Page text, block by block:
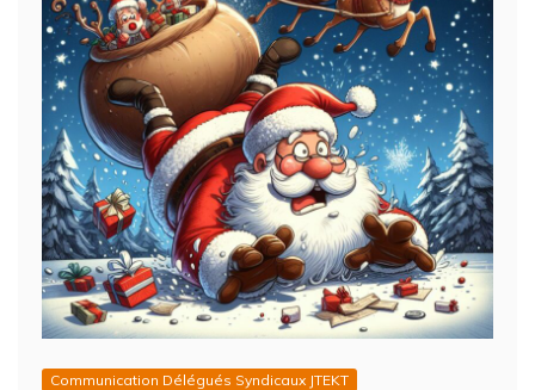
Communication Délégués Syndicaux JTEKT